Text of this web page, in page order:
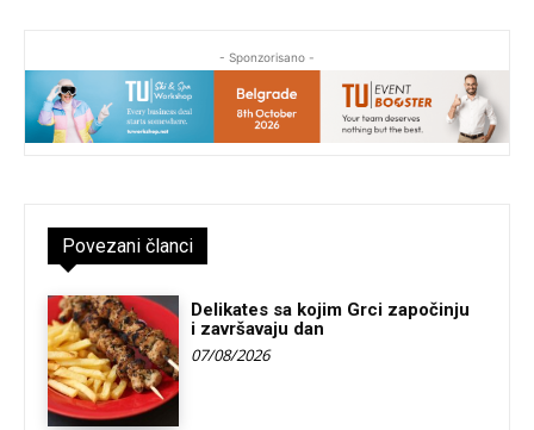
- Sponzorisano -
Povezani članci
Delikates sa kojim Grci započinju
i završavaju dan
07/08/2026